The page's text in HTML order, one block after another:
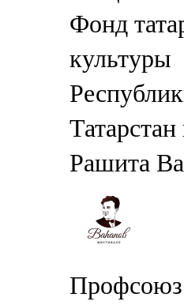
Фонд
культуры
Рашита